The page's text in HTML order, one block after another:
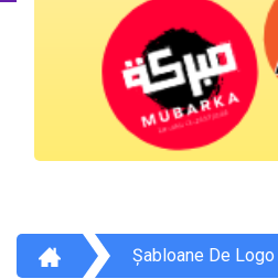
Șabloane De Logo